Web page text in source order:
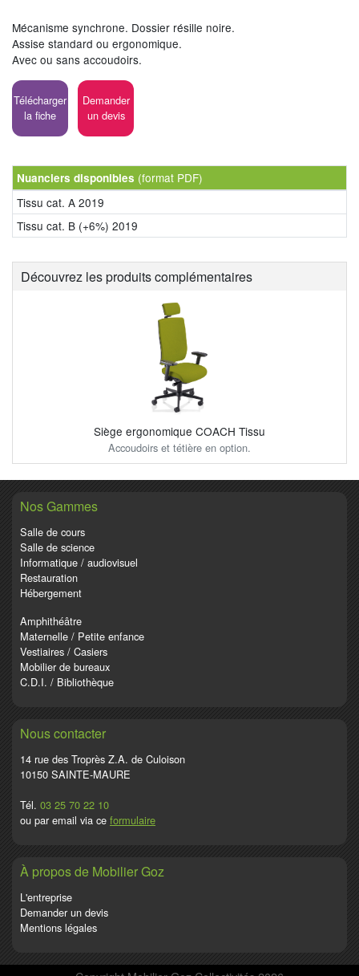
Mécanisme synchrone. Dossier résille noire.
Assise standard ou ergonomique.
Avec ou sans accoudoirs.
Télécharger
la fiche
Demander
un devis
Nuanciers disponibles (format PDF)
Tissu cat. A 2019
Tissu cat. B (+6%) 2019
Découvrez les produits complémentaires
Siège ergonomique COACH Tissu
Accoudoirs et tétière en option.
Nos Gammes
Salle de cours
Salle de science
Informatique / audiovisuel
Restauration
Hébergement
Amphithéâtre
Maternelle / Petite enfance
Vestiaires / Casiers
Mobilier de bureaux
C.D.I. / Bibliothèque
Nous contacter
14 rue des Troprès Z.A. de Culoison
10150 SAINTE-MAURE
Tél. 03 25 70 22 10
ou par email via ce formulaire
À propos de Mobilier Goz
L'entreprise
Demander un devis
Mentions légales